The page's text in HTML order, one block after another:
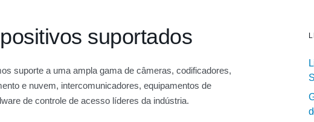
suportados
suporte a uma ampla gama de câmeras, codificadores,
e nuvem, intercomunicadores, equipamentos de
de controle de acesso líderes da indústria.